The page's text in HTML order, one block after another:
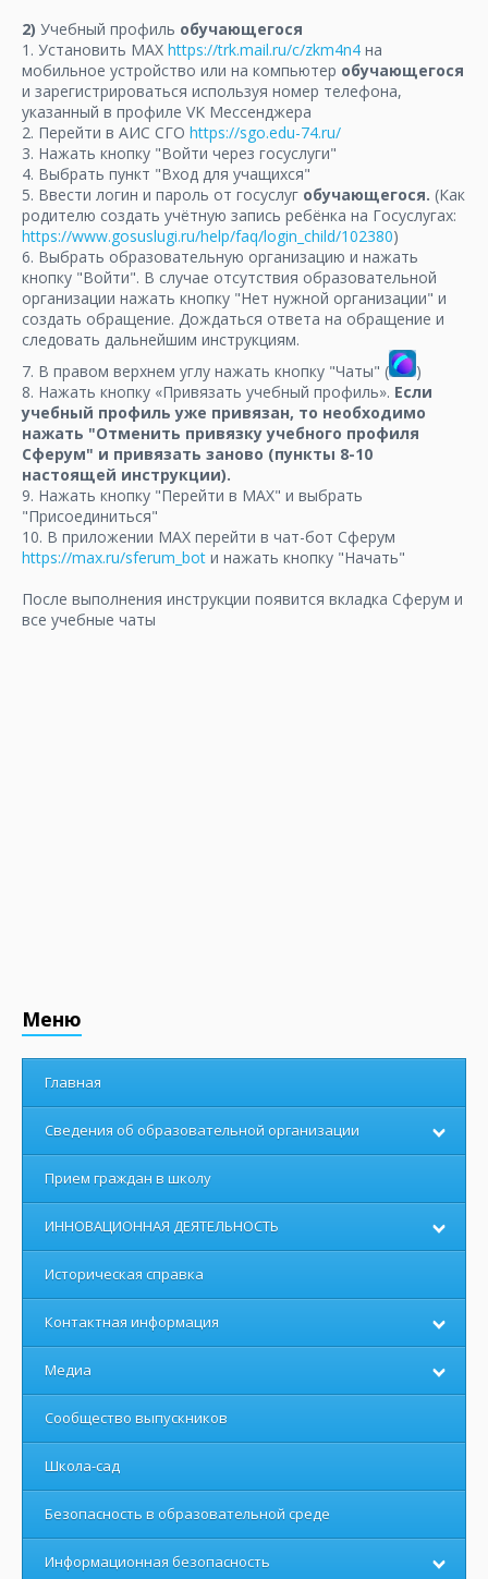
2) Учебный профиль обучающегося
1. Установить МАХ https://trk.mail.ru/c/zkm4n4 на
мобильное устройство или на компьютер обучающегося
и зарегистрироваться используя номер телефона,
указанный в профиле VK Мессенджера
2. Перейти в АИС СГО https://sgo.edu-74.ru/
3. Нажать кнопку "Войти через госуслуги"
4. Выбрать пункт "Вход для учащихся"
5. Ввести логин и пароль от госуслуг обучающегося. (Как
родителю создать учётную запись ребёнка на Госуслугах:
https://www.gosuslugi.ru/help/faq/login_child/102380)
6. Выбрать образовательную организацию и нажать
кнопку "Войти". В случае отсутствия образовательной
организации нажать кнопку "Нет нужной организации" и
создать обращение. Дождаться ответа на обращение и
следовать дальнейшим инструкциям.
7. В правом верхнем углу нажать кнопку "Чаты" (
)
8. Нажать кнопку «Привязать учебный профиль». Если
учебный профиль уже привязан, то необходимо
нажать "Отменить привязку учебного профиля
Сферум" и привязать заново (пункты 8-10
настоящей инструкции).
9. Нажать кнопку "Перейти в МАХ" и выбрать
"Присоединиться"
10. В приложении МАХ перейти в чат-бот Сферум
https://max.ru/sferum_bot и нажать кнопку "Начать"
После выполнения инструкции появится вкладка Сферум и
все учебные чаты
Меню
Главная
Сведения об образовательной организации
Прием граждан в школу
ИННОВАЦИОННАЯ ДЕЯТЕЛЬНОСТЬ
Историческая справка
Контактная информация
Медиа
Сообщество выпускников
Школа-сад
Безопасность в образовательной среде
Информационная безопасность